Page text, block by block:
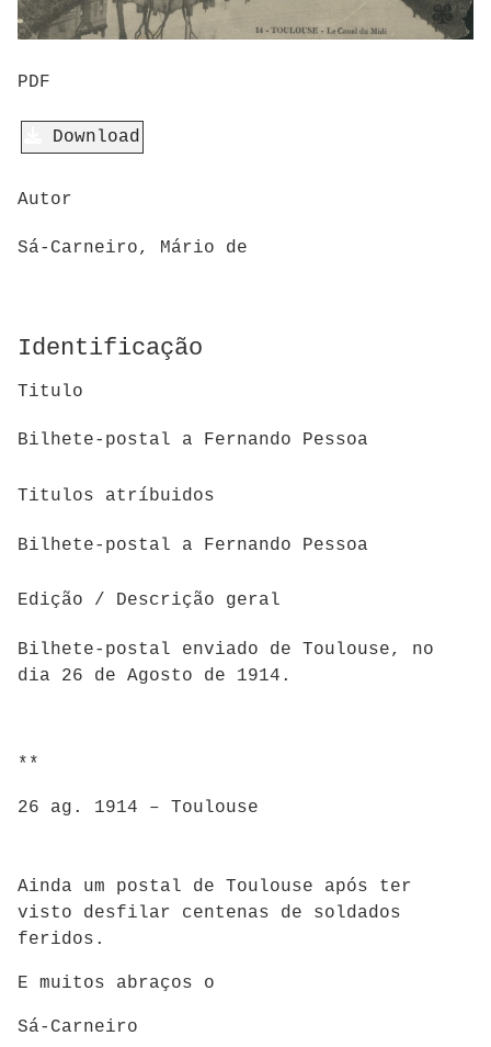
PDF
Download
Autor
Sá-Carneiro, Mário de
Identificação
Titulo
Bilhete-postal a Fernando Pessoa
Titulos atríbuidos
Bilhete-postal a Fernando Pessoa
Edição / Descrição geral
Bilhete-postal enviado de Toulouse, no
dia 26 de Agosto de 1914.
**
26 ag. 1914 – Toulouse
Ainda um postal de Toulouse após ter
visto desfilar centenas de soldados
feridos.
E muitos abraços o
Sá-Carneiro